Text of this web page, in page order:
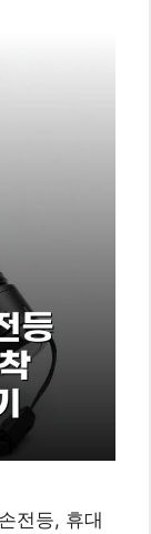
전등, 휴대